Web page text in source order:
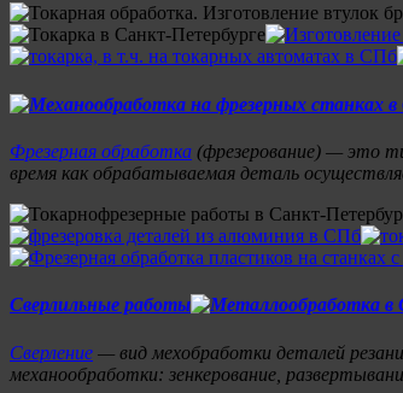
Фрезерная обработка (фрезерование) — это
время как обрабатываемая деталь
Сверлильные работы
Сверление — вид мехобработки деталей
механообработки: зенкерование,